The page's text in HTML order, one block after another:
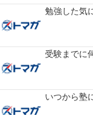
勉強した気
受験までに
いつから塾